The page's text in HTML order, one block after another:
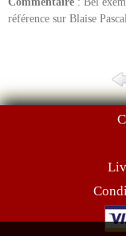
référence sur Blaise